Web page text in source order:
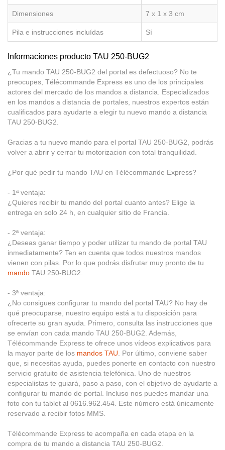
Dimensiones 7 x 1 x 3 cm
Pila e instrucciones incluídas Sí
Informacíones producto TAU 250-BUG2
¿Tu mando TAU 250-BUG2 del portal es defectuoso? No te
preocupes, Télécommande Express es uno de los principales
actores del mercado de los mandos a distancia. Especializados
en los mandos a distancia de portales, nuestros expertos están
cualificados para ayudarte a elegir tu nuevo mando a distancia
TAU 250-BUG2.
Gracias a tu nuevo mando para el portal TAU 250-BUG2, podrás
volver a abrir y cerrar tu motorizacion con total tranquilidad.
¿Por qué pedir tu mando TAU en Télécommande Express?
- 1ª ventaja:
¿Quieres recibir tu mando del portal cuanto antes? Elige la
entrega en solo 24 h, en cualquier sitio de Francia.
- 2ª ventaja:
¿Deseas ganar tiempo y poder utilizar tu mando de portal TAU
inmediatamente? Ten en cuenta que todos nuestros mandos
vienen con pilas. Por lo que podrás disfrutar muy pronto de tu
mando TAU 250-BUG2.
- 3ª ventaja:
¿No consigues configurar tu mando del portal TAU? No hay de
qué preocuparse, nuestro equipo está a tu disposición para
ofrecerte su gran ayuda. Primero, consulta las instrucciones que
se envían con cada mando TAU 250-BUG2. Además,
Télécommande Express te ofrece unos vídeos explicativos para
la mayor parte de los mandos TAU. Por último, conviene saber
que, si necesitas ayuda, puedes ponerte en contacto con nuestro
servicio gratuito de asistencia telefónica. Uno de nuestros
especialistas te guiará, paso a paso, con el objetivo de ayudarte a
configurar tu mando de portal. Incluso nos puedes mandar una
foto con tu tablet al 0616.962.454. Este número está únicamente
reservado a recibir fotos MMS.
Télécommande Express te acompaña en cada etapa en la
compra de tu mando a distancia TAU 250-BUG2.